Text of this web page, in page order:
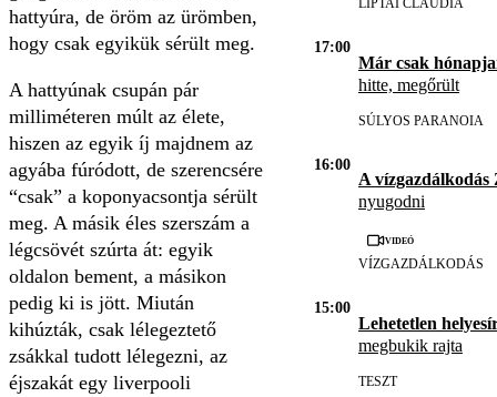
hattyúra, de öröm az ürömben,
hogy csak egyikük sérült meg.
A hattyúnak csupán pár
milliméteren múlt az élete,
hiszen az egyik íj majdnem az
agyába fúródott, de szerencsére
“csak” a koponyacsontja sérült
meg. A másik éles szerszám a
légcsövét szúrta át: egyik
oldalon bement, a másikon
pedig ki is jött. Miután
kihúzták, csak lélegeztető
zsákkal tudott lélegezni, az
éjszakát egy liverpooli
LIPTAI CLAUDIA
17:00
Már csak
hitte, megőrült
SÚLYOS PARANOIA
16:00
A vízgazdálkodás
nyugodni
Videó
VÍZGAZDÁLKODÁS
15:00
Lehetetlen
megbukik rajta
TESZT